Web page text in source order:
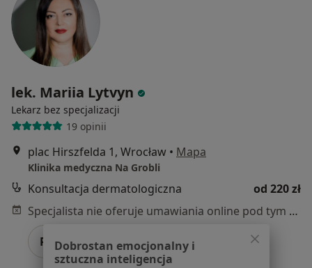
lek. Mariia Lytvyn
Lekarz bez specjalizacji
19 opinii
plac Hirszfelda 1, Wrocław • Mapa
Klinika medyczna Na Grobli
Konsultacja dermatologiczna
od 220 zł
Specjalista nie oferuje umawiania online pod tym adresem.
Poproś o wizytę
Dobrostan emocjonalny i
sztuczna inteligencja